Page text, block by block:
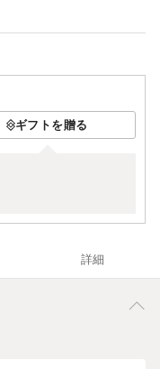
ギフトを贈る
詳細